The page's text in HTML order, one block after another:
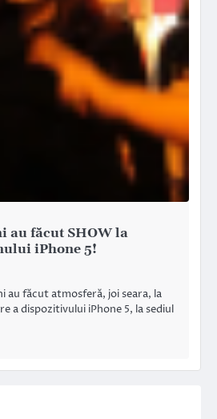
au făcut SHOW la
iPhone 5!
au făcut atmosferă, joi seara, la
a dispozitivului iPhone 5, la sediul